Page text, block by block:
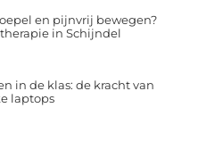
en pijnvrij bewegen?
in Schijndel
in de klas: de kracht van
laptops